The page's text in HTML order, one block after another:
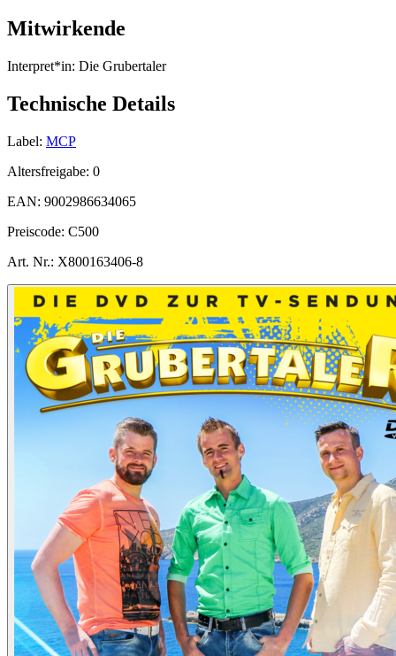
Mitwirkende
Interpret*in: Die Grubertaler
Technische Details
Label: MCP
Altersfreigabe: 0
EAN: 9002986634065
Preiscode: C500
Art. Nr.: X800163406-8